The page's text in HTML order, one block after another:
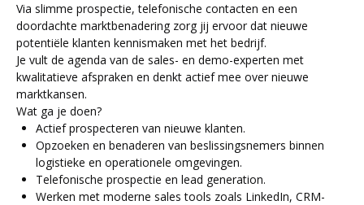
Via slimme prospectie, telefonische contacten en een
doordachte marktbenadering zorg jij ervoor dat nieuwe
potentiële klanten kennismaken met het bedrijf.
Je vult de agenda van de sales- en demo-experten met
kwalitatieve afspraken en denkt actief mee over nieuwe
marktkansen.
Wat ga je doen?
Actief prospecteren van nieuwe klanten.
Opzoeken en benaderen van beslissingsnemers binnen
logistieke en operationele omgevingen.
Telefonische prospectie en lead generation.
Werken met moderne sales tools zoals LinkedIn, CRM-